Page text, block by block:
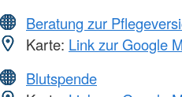
Beratung zur
Karte: Link zur Google
Blutspende